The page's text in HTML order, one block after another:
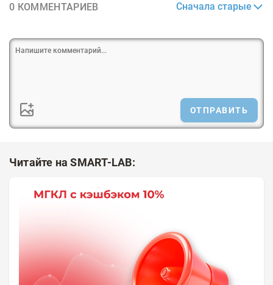
0 КОММЕНТАРИЕВ Сначала старые
ОТПРАВИТЬ
Читайте на SMART-LAB: